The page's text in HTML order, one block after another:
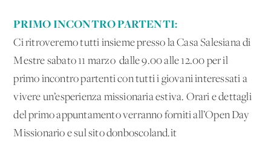
PRIMO INCONTRO PARTENTI:
Ci ritroveremo tutti insieme presso la Casa Salesiana di
Mestre sabato 11 marzo dalle 9.00 alle 12.00 per il
primo incontro partenti con tutti i giovani interessati a
vivere un’esperienza missionaria estiva. Orari e dettagli
del primo appuntamento verranno forniti all’Open Day
Missionario e sul sito donboscoland.it